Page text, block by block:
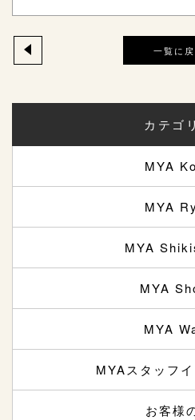
一覧に
カテゴ
MYA
MYA
MYA
MYA
MYA
MYAスタッフ
お客様